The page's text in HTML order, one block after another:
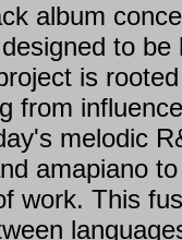
album
to
is
from
melodic
amapiano
work. This